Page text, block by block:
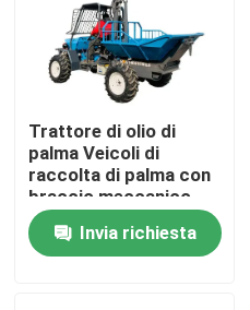
Contattaci
Notizie
Casi
Trattore di olio di
palma Veicoli di
raccolta di palma con
braccio meccanico
robotico
Invia richiesta